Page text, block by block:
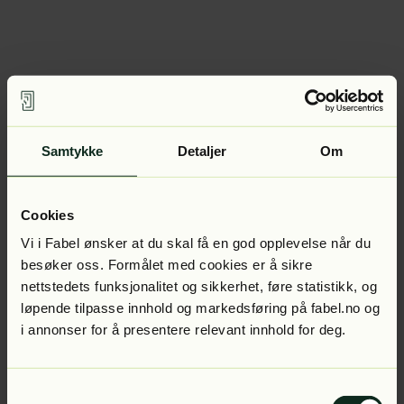
Samtykke Detaljer Om
Cookies
Vi i Fabel ønsker at du skal få en god opplevelse når du
besøker oss. Formålet med cookies er å sikre
nettstedets funksjonalitet og sikkerhet, føre statistikk, og
løpende tilpasse innhold og markedsføring på fabel.no og
i annonser for å presentere relevant innhold for deg.